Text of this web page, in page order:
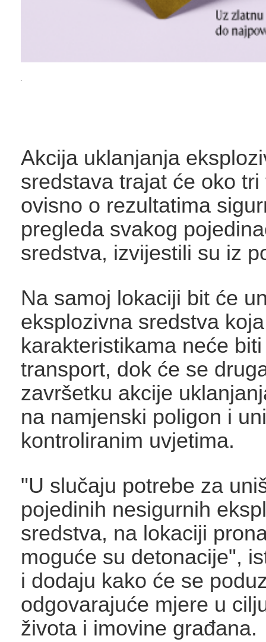
Akcija uklanjanja
sredstava trajat će oko tri
ovisno o rezultatima
pregleda svakog
sredstva, izvijestili su iz
Na samoj lokaciji bit će
eksplozivna sredstva
karakteristikama neće
transport, dok će se
završetku akcije
na namjenski poligon i
kontroliranim uvjetima.
"U slučaju potrebe za
pojedinih nesigurnih
sredstva, na lokaciji
moguće su detonacije",
i dodaju kako će se
odgovarajuće mjere u
života i imovine građana.